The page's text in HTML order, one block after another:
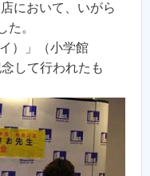
において、いがら
た。
）」（小学館
して行われたも